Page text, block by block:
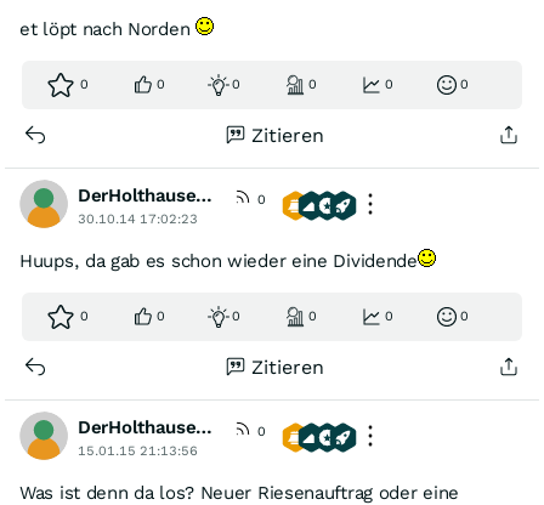
et löpt nach Norden
0 0 0 0 0 0
Zitieren
DerHolthausener
0
30.10.14 17:02:23
Huups, da gab es schon wieder eine Dividende
0 0 0 0 0 0
Zitieren
DerHolthausener
0
15.01.15 21:13:56
Was ist denn da los? Neuer Riesenauftrag oder eine